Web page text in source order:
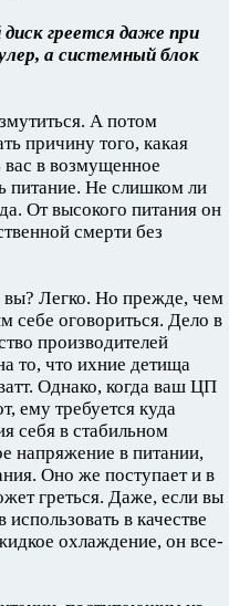
греется даже при
а системный блок
А потом
причину того, какая
вас в возмущенное
питание. Не слишком ли
От высокого питания он
смерти без
вы? Легко. Но прежде, чем
себе оговориться. Дело в
производителей
то, что ихние детища
Однако, когда ваш ЦП
ему требуется куда
себя в стабильном
напряжение в питании,
Оно же поступает и в
греться. Даже, если вы
в качестве
охлаждение, он все-